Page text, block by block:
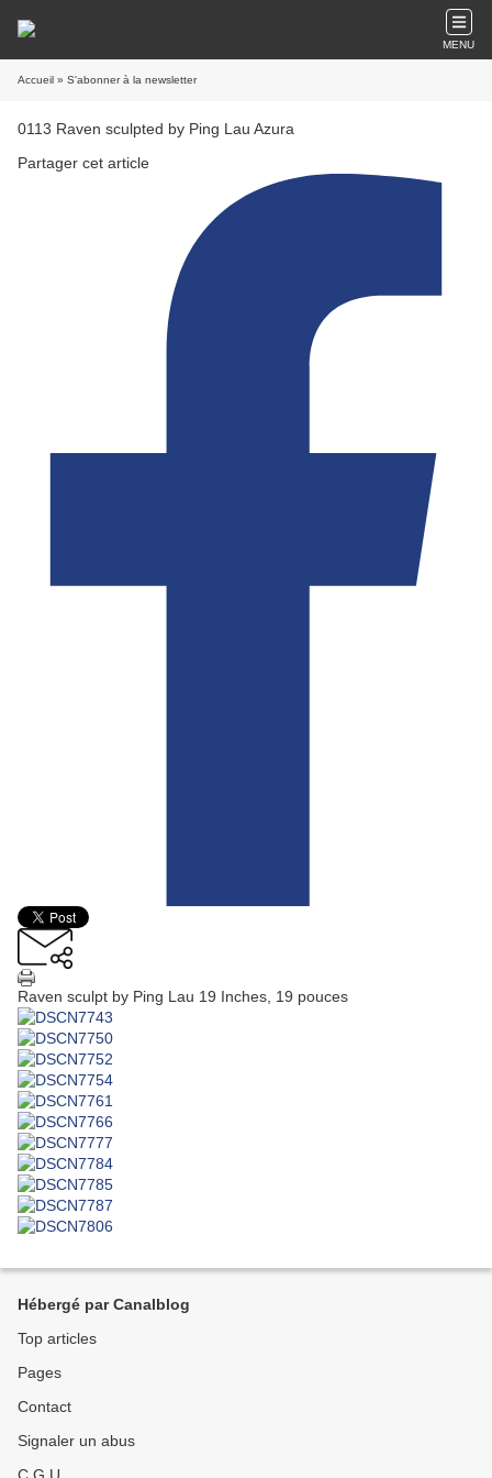
MENU
Accueil » S'abonner à la newsletter
0113 Raven sculpted by Ping Lau Azura
Partager cet article
Raven sculpt by Ping Lau 19 Inches, 19 pouces
Hébergé par Canalblog
Top articles
Pages
Contact
Signaler un abus